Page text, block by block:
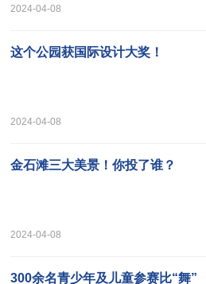
2024-04-08
这个公园获国际设计大奖！
2024-04-08
金石滩三大美景！你投了谁？
2024-04-08
300余名青少年及儿童参赛比“舞”